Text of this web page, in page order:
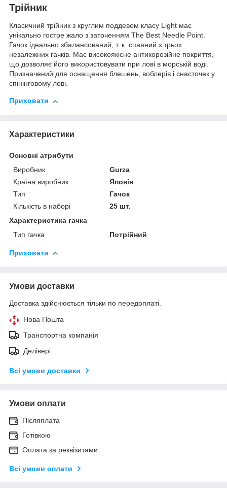
Трійник
Класичний трійник з круглим поддевом класу Light має
унікально гостре жало з заточенням The Best Needle Point.
Гачок ідеально збалансований, т. к. спаяний з трьох
незалежних гачків. Має високоякісне антикорозійне покриття,
що дозволяє його використовувати при лові в морській воді.
Призначений для оснащення блешень, воблерів і снасточек у
спінінговому лові.
Приховати
Характеристики
Основні атрибути
Виробник
Gurza
Країна виробник
Японія
Тип
Гачок
Кількість в наборі
25 шт.
Характеристика гачка
Тип гачка
Потрійний
Приховати
Умови доставки
Доставка здійснюється тільки по передоплаті.
Нова Пошта
Транспортна компанія
Делівері
Всі умови доставки
Умови оплати
Післяплата
Готівкою
Оплата за реквізитами
Всі умови оплати